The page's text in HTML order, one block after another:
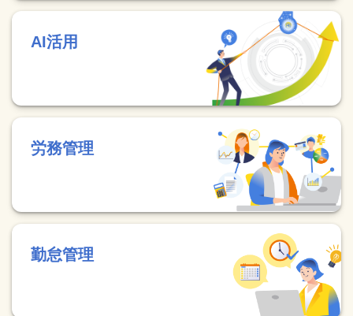
AI活用
労務管理
勤怠管理